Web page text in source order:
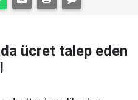
ücret talep eden